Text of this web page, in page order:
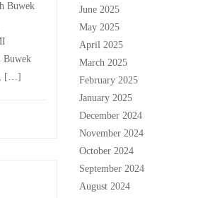
Buwek
Buwek
[…]
June 2025
May 2025
April 2025
March 2025
February 2025
January 2025
December 2024
November 2024
October 2024
September 2024
August 2024